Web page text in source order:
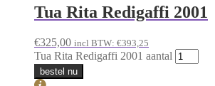
Tua Rita Redigaffi 2001
€325,00 incl BTW: €393,25
Tua Rita Redigaffi 2001 aantal
bestel nu